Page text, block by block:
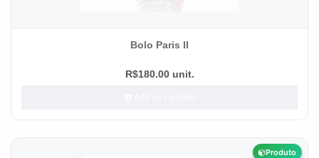
Bolo Paris II
R$180.00 unit.
Produto